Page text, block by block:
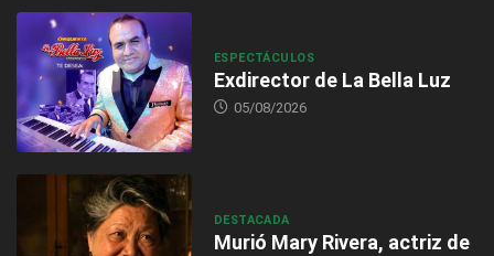
ESPECTÁCULOS
Exdirector de La Bella Luz
05/08/2026
DESTACADA
Murió Mary Rivera, actriz de